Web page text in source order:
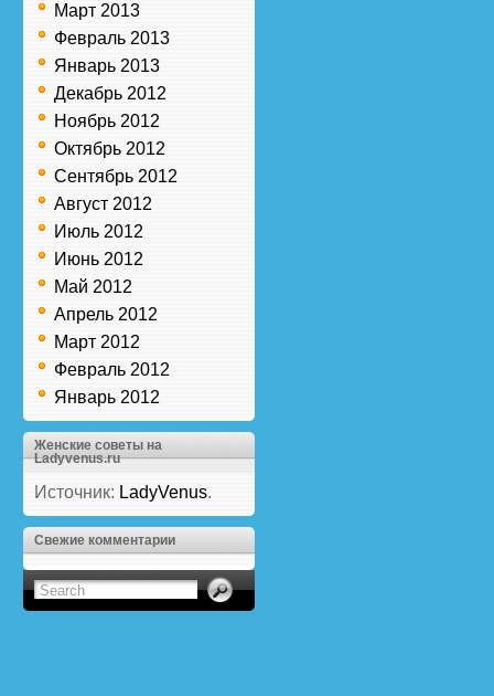
Март 2013
Февраль 2013
Январь 2013
Декабрь 2012
Ноябрь 2012
Октябрь 2012
Сентябрь 2012
Август 2012
Июль 2012
Июнь 2012
Май 2012
Апрель 2012
Март 2012
Февраль 2012
Январь 2012
Женские советы на
Ladyvenus.ru
Источник: LadyVenus.
Свежие комментарии